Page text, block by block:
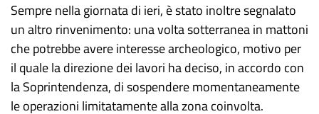
Sempre nella giornata di ieri, è stato inoltre segnalato
un altro rinvenimento: una volta sotterranea in mattoni
che potrebbe avere interesse archeologico, motivo per
il quale la direzione dei lavori ha deciso, in accordo con
la Soprintendenza, di sospendere momentaneamente
le operazioni limitatamente alla zona coinvolta.